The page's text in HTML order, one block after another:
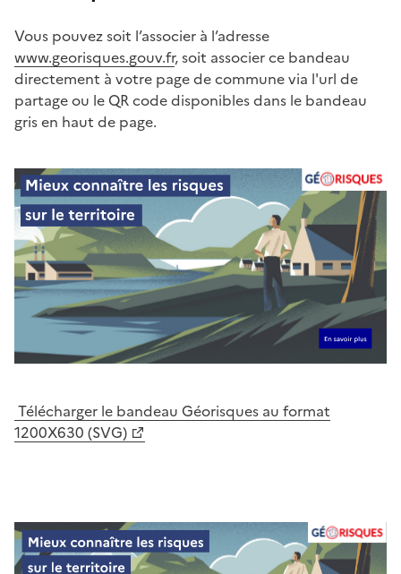
Vous pouvez soit l’associer à l’adresse
www.georisques.gouv.fr, soit associer ce bandeau
directement à votre page de commune via l'url de
partage ou le QR code disponibles dans le bandeau
gris en haut de page.
Télécharger le bandeau Géorisques au format
1200X630 (SVG)